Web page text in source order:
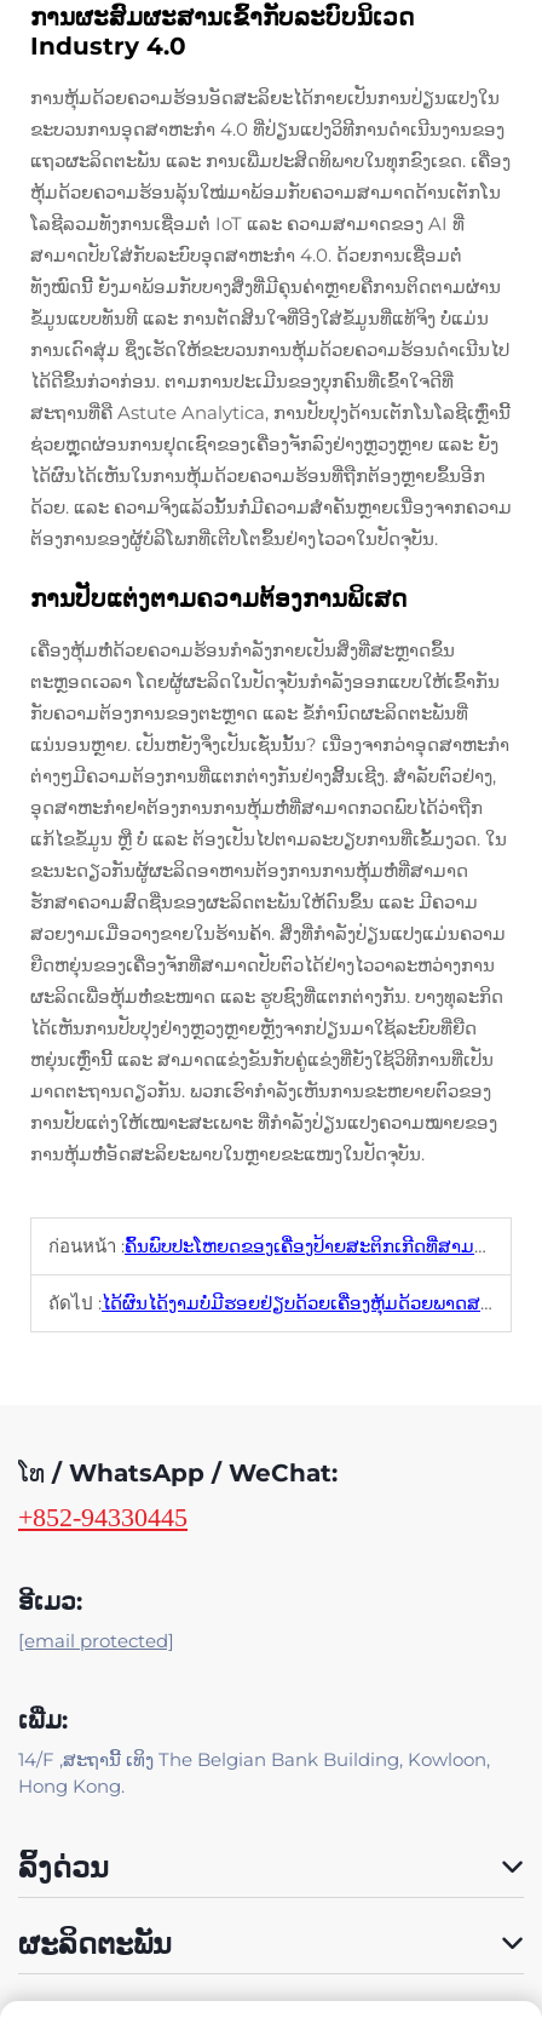
ການຜະສົມຜະສານເຂົ້າກັບລະບົບນິເວດ
Industry 4.0
ການຫຸ້ມດ້ວຍຄວາມຮ້ອນອັດສະລິຍະໄດ້ກາຍເປັນການປ່ຽນແປງໃນ
ຂະບວນການອຸດສາຫະກຳ 4.0 ທີ່ປ່ຽນແປງວິທີການດຳເນີນງານຂອງ
ແຖວຜະລິດຕະພັນ ແລະ ການເພີ່ມປະສິດທິພາບໃນທຸກຂົງເຂດ. ເຄື່ອງ
ຫຸ້ມດ້ວຍຄວາມຮ້ອນລຸ້ນໃໝ່ມາພ້ອມກັບຄວາມສາມາດດ້ານເຕັກໂນ
ໂລຊີລວມທັງການເຊື່ອມຕໍ່ IoT ແລະ ຄວາມສາມາດຂອງ AI ທີ່
ສາມາດປັບໃສ່ກັບລະບົບອຸດສາຫະກຳ 4.0. ດ້ວຍການເຊື່ອມຕໍ່
ທັງໝົດນີ້ ຍັງມາພ້ອມກັບບາງສິ່ງທີ່ມີຄຸນຄ່າຫຼາຍຄືການຕິດຕາມຜ່ານ
ຂໍ້ມູນແບບທັນທີ ແລະ ການຕັດສິນໃຈທີ່ອີງໃສ່ຂໍ້ມູນທີ່ແທ້ຈິງ ບໍ່ແມ່ນ
ການເດົາສຸ່ມ ຊຶ່ງເຮັດໃຫ້ຂະບວນການຫຸ້ມດ້ວຍຄວາມຮ້ອນດຳເນີນໄປ
ໄດ້ດີຂຶ້ນກ່ວາກ່ອນ. ຕາມການປະເມີນຂອງບຸກຄົນທີ່ເຂົ້າໃຈດີທີ່
ສະຖານທີ່ຄື Astute Analytica, ການປັບປຸງດ້ານເຕັກໂນໂລຊີເຫຼົ່ານີ້
ຊ່ວຍຫຼຸດຜ່ອນການຢຸດເຊົາຂອງເຄື່ອງຈັກລົງຢ່າງຫຼວງຫຼາຍ ແລະ ຍັງ
ໄດ້ຜົນໄດ້ເຫັນໃນການຫຸ້ມດ້ວຍຄວາມຮ້ອນທີ່ຖືກຕ້ອງຫຼາຍຂຶ້ນອີກ
ດ້ວຍ. ແລະ ຄວາມຈິງແລ້ວນັ້ນກໍ່ມີຄວາມສຳຄັນຫຼາຍເນື່ອງຈາກຄວາມ
ຕ້ອງການຂອງຜູ້ບໍລິໂພກທີ່ເຕີບໂຕຂຶ້ນຢ່າງໄວວາໃນປັດຈຸບັນ.
ການປັບແຕ່ງຕາມຄວາມຕ້ອງການພິເສດ
ເຄື່ອງຫຸ້ມຫໍ່ດ້ວຍຄວາມຮ້ອນກໍາລັງກາຍເປັນສິ່ງທີ່ສະຫຼາດຂຶ້ນ
ຕະຫຼອດເວລາ ໂດຍຜູ້ຜະລິດໃນປັດຈຸບັນກໍາລັງອອກແບບໃຫ້ເຂົ້າກັນ
ກັບຄວາມຕ້ອງການຂອງຕະຫຼາດ ແລະ ຂໍ້ກໍານົດຜະລິດຕະພັນທີ່
ແນ່ນອນຫຼາຍ. ເປັນຫຍັງຈຶ່ງເປັນເຊັ່ນນັ້ນ? ເນື່ອງຈາກວ່າອຸດສາຫະກໍາ
ຕ່າງໆມີຄວາມຕ້ອງການທີ່ແຕກຕ່າງກັນຢ່າງສິ້ນເຊີງ. ສຳລັບຕົວຢ່າງ,
ອຸດສາຫະກໍາຢາຕ້ອງການການຫຸ້ມຫໍ່ທີ່ສາມາດກວດພົບໄດ້ວ່າຖືກ
ແກ້ໄຂຂໍ້ມູນ ຫຼື ບໍ່ ແລະ ຕ້ອງເປັນໄປຕາມລະບຽບການທີ່ເຂັ້ມງວດ. ໃນ
ຂະນະດຽວກັນຜູ້ຜະລິດອາຫານຕ້ອງການການຫຸ້ມຫໍ່ທີ່ສາມາດ
ຮັກສາຄວາມສົດຊື່ນຂອງຜະລິດຕະພັນໃຫ້ດົນຂຶ້ນ ແລະ ມີຄວາມ
ສວຍງາມເມື່ອວາງຂາຍໃນຮ້ານຄ້າ. ສິ່ງທີ່ກໍາລັງປ່ຽນແປງແມ່ນຄວາມ
ຍືດຫຍຸ່ນຂອງເຄື່ອງຈັກທີ່ສາມາດປັບຕົວໄດ້ຢ່າງໄວວາລະຫວ່າງການ
ຜະລິດເພື່ອຫຸ້ມຫໍ່ຂະໜາດ ແລະ ຮູບຊົງທີ່ແຕກຕ່າງກັນ. ບາງທຸລະກິດ
ໄດ້ເຫັນການປັບປຸງຢ່າງຫຼວງຫຼາຍຫຼັງຈາກປ່ຽນມາໃຊ້ລະບົບທີ່ຍືດ
ຫຍຸ່ນເຫຼົ່ານີ້ ແລະ ສາມາດແຂ່ງຂັນກັບຄູ່ແຂ່ງທີ່ຍັງໃຊ້ວິທີການທີ່ເປັນ
ມາດຕະຖານດຽວກັນ. ພວກເຮົາກໍາລັງເຫັນການຂະຫຍາຍຕົວຂອງ
ການປັບແຕ່ງໃຫ້ເໝາະສະເພາະ ທີ່ກໍາລັງປ່ຽນແປງຄວາມໝາຍຂອງ
ການຫຸ້ມຫໍ່ອັດສະລິຍະພາບໃນຫຼາຍຂະແໜງໃນປັດຈຸບັນ.
ก่อนหน้า :ຄົ້ນພົບປະໂຫຍດຂອງເຄື່ອງປ້າຍສະຕິກເກີດທີ່ສາມາດປ່ຽນແປງໄດ້ດ້ວຍປຸ່ມດຽວ
ถัดไป :ໄດ້ຜົນໄດ້ງາມບໍ່ມີຮອຍຢ່ຽບດ້ວຍເຄື່ອງຫຸ້ມດ້ວຍພາດສະຕິກທີ່ບໍ່ມີຮອຍຢ່ຽບ
ໂທ / WhatsApp / WeChat:
+852-94330445
ອີເມວ:
[email protected]
ເພີ່ມ:
14/F ,ສະຖານີ້ ເທິງ The Belgian Bank Building, Kowloon,
Hong Kong.
ລິ້ງດ່ວນ
ຜະລິດຕະພັນ